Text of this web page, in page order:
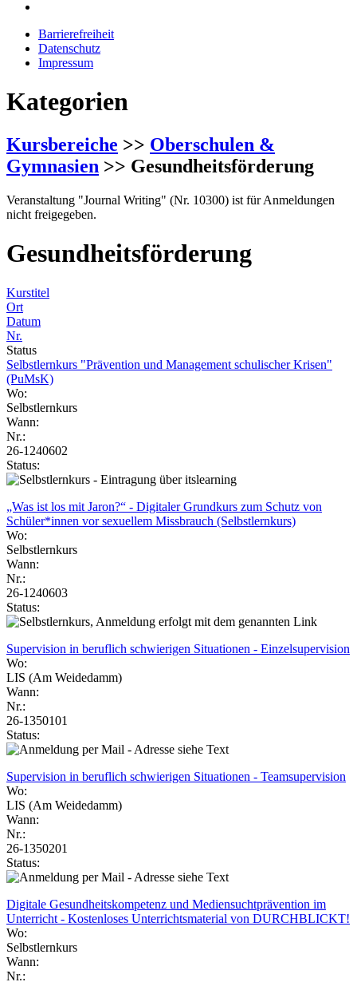
Barrierefreiheit
Datenschutz
Impressum
Kategorien
Kursbereiche >> Oberschulen &
Gymnasien >> Gesundheitsförderung
Veranstaltung "Journal Writing" (Nr. 10300) ist für Anmeldungen
nicht freigegeben.
Gesundheitsförderung
Kurstitel
Ort
Datum
Nr.
Status
Selbstlernkurs "Prävention und Management schulischer Krisen"
(PuMsK)
Wo:
Selbstlernkurs
Wann:
Nr.:
26-1240602
Status:
„Was ist los mit Jaron?“ - Digitaler Grundkurs zum Schutz von
Schüler*innen vor sexuellem Missbrauch (Selbstlernkurs)
Wo:
Selbstlernkurs
Wann:
Nr.:
26-1240603
Status:
Supervision in beruflich schwierigen Situationen - Einzelsupervision
Wo:
LIS (Am Weidedamm)
Wann:
Nr.:
26-1350101
Status:
Supervision in beruflich schwierigen Situationen - Teamsupervision
Wo:
LIS (Am Weidedamm)
Wann:
Nr.:
26-1350201
Status:
Digitale Gesundheitskompetenz und Mediensuchtprävention im
Unterricht - Kostenloses Unterrichtsmaterial von DURCHBLICKT!
Wo:
Selbstlernkurs
Wann:
Nr.: